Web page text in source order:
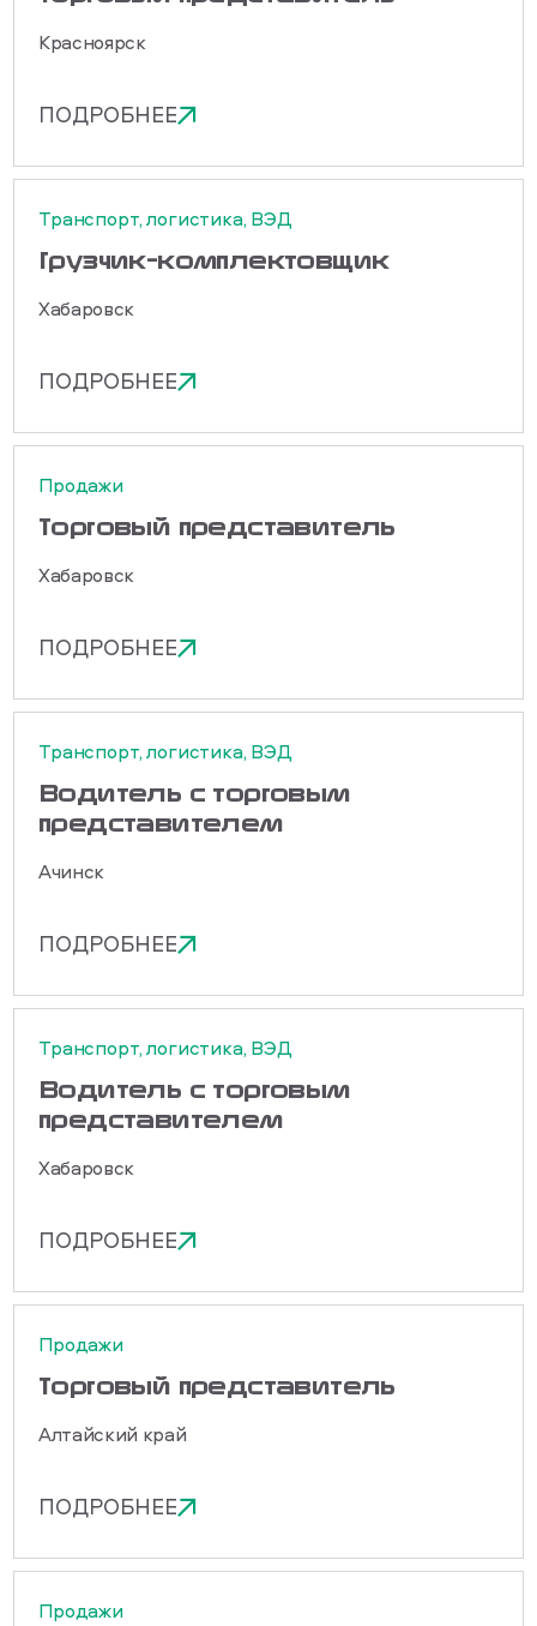
Красноярск
ПОДРОБНЕЕ
Транспорт, логистика, ВЭД
Грузчик-комплектовщик
Хабаровск
ПОДРОБНЕЕ
Продажи
Торговый представитель
Хабаровск
ПОДРОБНЕЕ
Транспорт, логистика, ВЭД
Водитель с торговым
представителем
Ачинск
ПОДРОБНЕЕ
Транспорт, логистика, ВЭД
Водитель с торговым
представителем
Хабаровск
ПОДРОБНЕЕ
Продажи
Торговый представитель
Алтайский край
ПОДРОБНЕЕ
Продажи